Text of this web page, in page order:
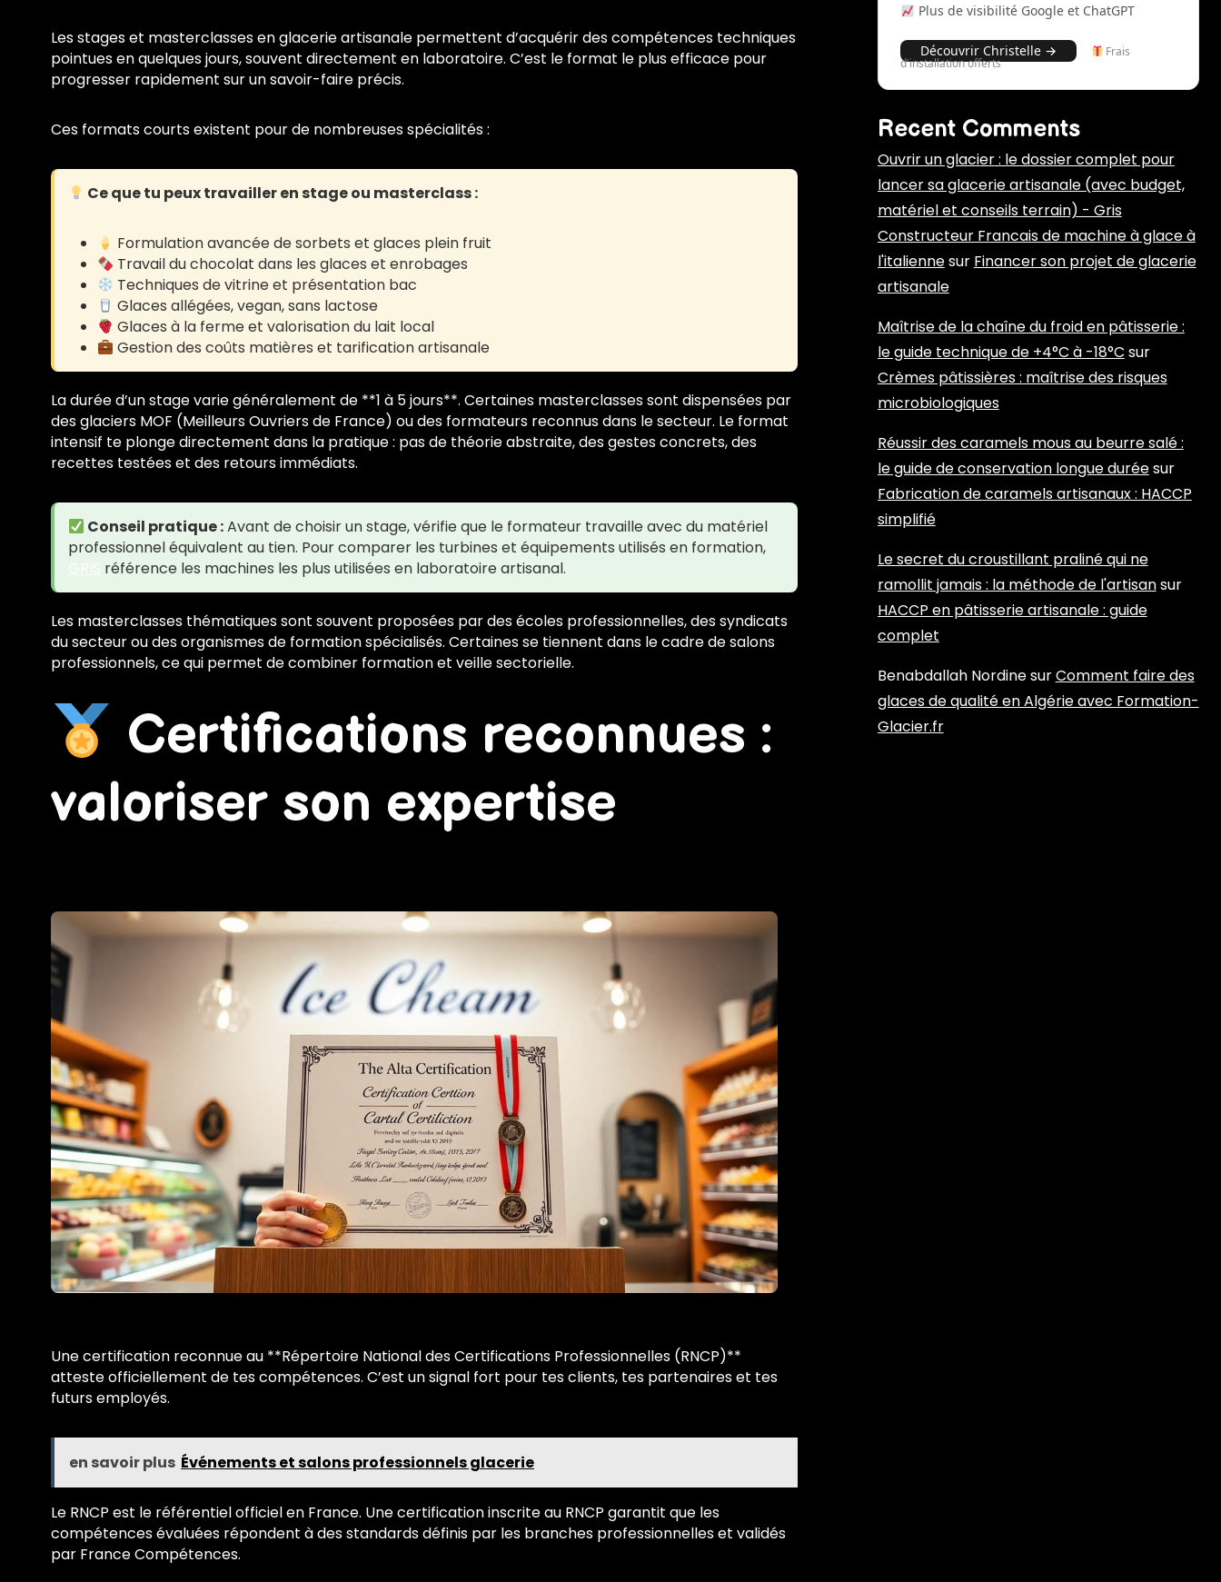
Les stages et masterclasses en glacerie artisanale permettent d’acquérir des compétences techniques
pointues en quelques jours, souvent directement en laboratoire. C’est le format le plus efficace pour
progresser rapidement sur un savoir-faire précis.
Ces formats courts existent pour de nombreuses spécialités :
Ce que tu peux travailler en stage ou masterclass :
Formulation avancée de sorbets et glaces plein fruit
Travail du chocolat dans les glaces et enrobages
Techniques de vitrine et présentation bac
Glaces allégées, vegan, sans lactose
Glaces à la ferme et valorisation du lait local
Gestion des coûts matières et tarification artisanale
La durée d’un stage varie généralement de **1 à 5 jours**. Certaines masterclasses sont dispensées par
des glaciers MOF (Meilleurs Ouvriers de France) ou des formateurs reconnus dans le secteur. Le format
intensif te plonge directement dans la pratique : pas de théorie abstraite, des gestes concrets, des
recettes testées et des retours immédiats.
Conseil pratique :Avant de choisir un stage, vérifie que le formateur travaille avec du matériel
professionnel équivalent au tien. Pour comparer les turbines et équipements utilisés en formation,
référence les machines les plus utilisées en laboratoire artisanal.
Les masterclasses thématiques sont souvent proposées par des écoles professionnelles, des syndicats
du secteur ou des organismes de formation spécialisés. Certaines se tiennent dans le cadre de salons
professionnels, ce qui permet de combiner formation et veille sectorielle.
Certifications reconnues :
valoriser son expertise
Une certification reconnue au **Répertoire National des Certifications Professionnelles (RNCP)**
atteste officiellement de tes compétences. C’est un signal fort pour tes clients, tes partenaires et tes
futurs employés.
en savoir plus Événements et salons professionnels glacerie
Le RNCP est le référentiel officiel en France. Une certification inscrite au RNCP garantit que les
compétences évaluées répondent à des standards définis par les branches professionnelles et validés
par France Compétences.
Plus de visibilité Google et ChatGPT
Découvrir Christelle → Frais
d'installation offerts
Recent Comments
Ouvrir un glacier : le dossier complet pour
lancer sa glacerie artisanale (avec budget,
matériel et conseils terrain) - Gris
Constructeur Francais de machine à glace à
l'italiennesur Financer son projet de glacerie
artisanale
Maîtrise de la chaîne du froid en pâtisserie :
le guide technique de +4°C à -18°C sur
Crèmes pâtissières : maîtrise des risques
microbiologiques
Réussir des caramels mous au beurre salé :
le guide de conservation longue duréesur
Fabrication de caramels artisanaux : HACCP
simplifié
Le secret du croustillant praliné qui ne
ramollit jamais : la méthode de l'artisansur
HACCP en pâtisserie artisanale : guide
complet
Benabdallah NordinesurComment faire des
glaces de qualité en Algérie avec Formation-
Glacier.fr